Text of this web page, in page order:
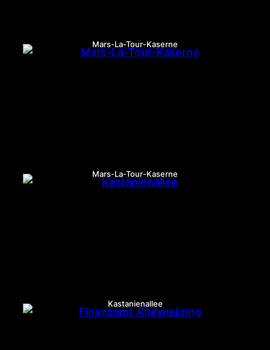
Mars-La-Tour-Kaserne
Mars-La-Tour-Kaserne
Kastanienallee